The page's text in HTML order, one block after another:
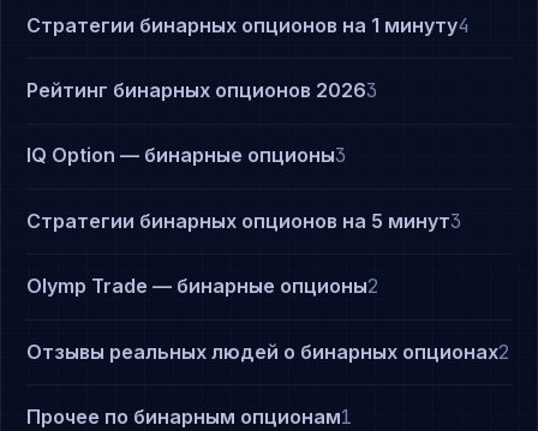
Стратегии бинарных опционов на 1 минуту4
Рейтинг бинарных опционов 20263
IQ Option — бинарные опционы3
Стратегии бинарных опционов на 5 минут3
Olymp Trade — бинарные опционы2
Отзывы реальных людей о бинарных опционах2
Прочее по бинарным опционам1